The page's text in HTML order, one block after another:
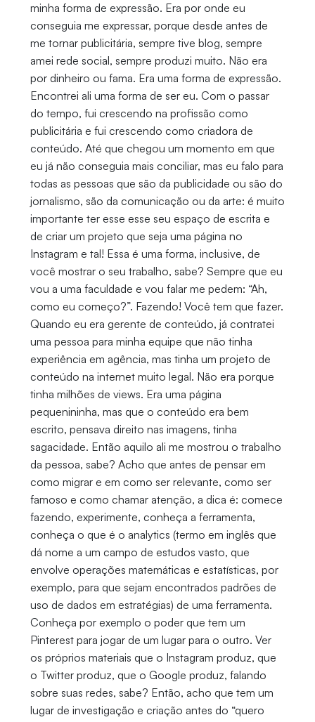
minha forma de expressão. Era por onde eu
conseguia me expressar, porque desde antes de
me tornar publicitária, sempre tive blog, sempre
amei rede social, sempre produzi muito. Não era
por dinheiro ou fama. Era uma forma de expressão.
Encontrei ali uma forma de ser eu. Com o passar
do tempo, fui crescendo na profissão como
publicitária e fui crescendo como criadora de
conteúdo. Até que chegou um momento em que
eu já não conseguia mais conciliar, mas eu falo para
todas as pessoas que são da publicidade ou são do
jornalismo, são da comunicação ou da arte: é muito
importante ter esse esse seu espaço de escrita e
de criar um projeto que seja uma página no
Instagram e tal! Essa é uma forma, inclusive, de
você mostrar o seu trabalho, sabe? Sempre que eu
vou a uma faculdade e vou falar me pedem: “Ah,
como eu começo?”. Fazendo! Você tem que fazer.
Quando eu era gerente de conteúdo, já contratei
uma pessoa para minha equipe que não tinha
experiência em agência, mas tinha um projeto de
conteúdo na internet muito legal. Não era porque
tinha milhões de views. Era uma página
pequenininha, mas que o conteúdo era bem
escrito, pensava direito nas imagens, tinha
sagacidade. Então aquilo ali me mostrou o trabalho
da pessoa, sabe? Acho que antes de pensar em
como migrar e em como ser relevante, como ser
famoso e como chamar atenção, a dica é: comece
fazendo, experimente, conheça a ferramenta,
conheça o que é o analytics (termo em inglês que
dá nome a um campo de estudos vasto, que
envolve operações matemáticas e estatísticas, por
exemplo, para que sejam encontrados padrões de
uso de dados em estratégias) de uma ferramenta.
Conheça por exemplo o poder que tem um
Pinterest para jogar de um lugar para o outro. Ver
os próprios materiais que o Instagram produz, que
o Twitter produz, que o Google produz, falando
sobre suas redes, sabe? Então, acho que tem um
lugar de investigação e criação antes do “quero